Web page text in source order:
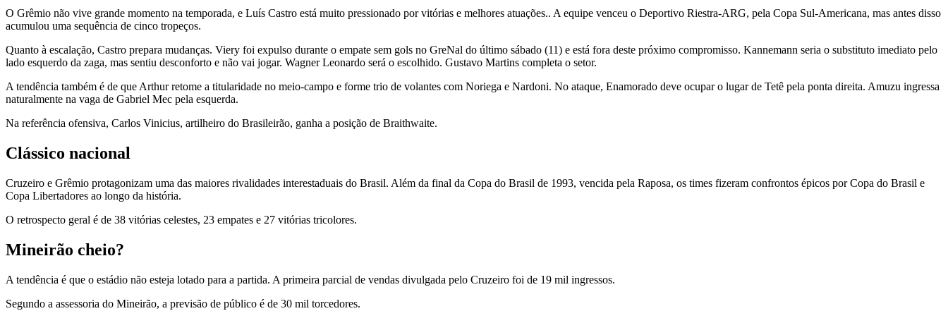
O Grêmio não vive grande momento na temporada, e Luís Castro está muito pressionado por vitórias e melhores atuações.. A equipe venceu o Deportivo Riestra-ARG, pela Copa Sul-Americana, mas antes disso
acumulou uma sequência de cinco tropeços.
Quanto à escalação, Castro prepara mudanças. Viery foi expulso durante o empate sem gols no GreNal do último sábado (11) e está fora deste próximo compromisso. Kannemann seria o substituto imediato pelo
lado esquerdo da zaga, mas sentiu desconforto e não vai jogar. Wagner Leonardo será o escolhido. Gustavo Martins completa o setor.
A tendência também é de que Arthur retome a titularidade no meio-campo e forme trio de volantes com Noriega e Nardoni. No ataque, Enamorado deve ocupar o lugar de Tetê pela ponta direita. Amuzu ingressa
naturalmente na vaga de Gabriel Mec pela esquerda.
Na referência ofensiva, Carlos Vinicius, artilheiro do Brasileirão, ganha a posição de Braithwaite.
Clássico nacional
Cruzeiro e Grêmio protagonizam uma das maiores rivalidades interestaduais do Brasil. Além da final da Copa do Brasil de 1993, vencida pela Raposa, os times fizeram confrontos épicos por Copa do Brasil e
Copa Libertadores ao longo da história.
O retrospecto geral é de 38 vitórias celestes, 23 empates e 27 vitórias tricolores.
Mineirão cheio?
A tendência é que o estádio não esteja lotado para a partida. A primeira parcial de vendas divulgada pelo Cruzeiro foi de 19 mil ingressos.
Segundo a assessoria do Mineirão, a previsão de público é de 30 mil torcedores.